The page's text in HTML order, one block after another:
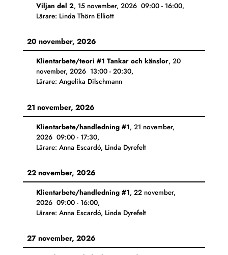
Viljan del 2, 15 november, 2026 09:00- 16:00,
Lärare: Linda Thörn Elliott
20 november, 2026
Klientarbete/teori #1 Tankar och känslor, 20
november, 2026 13:00- 20:30,
Lärare: Angelika Dilschmann
21 november, 2026
Klientarbete/handledning #1, 21 november,
2026 09:00- 17:30,
Lärare: Anna Escardó, Linda Dyrefelt
22 november, 2026
Klientarbete/handledning #1, 22 november,
2026 09:00- 16:00,
Lärare: Anna Escardó, Linda Dyrefelt
27 november, 2026